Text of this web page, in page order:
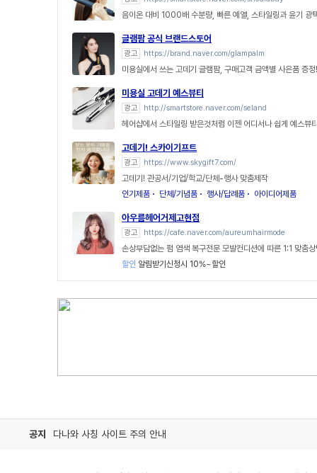
음이온 대비 1000배 수분량, 빠른 예열, 스타일링과 윤기 광
글램팜 공식 브랜드스토어
광고 https://brand.naver.com/glampalm
미용실에서 쓰는 고데기 글램팜, 구매고객 금액별 사은품 증정!
미용실 고데기 예스뷰티
광고 http://smartstore.naver.com/seland
헤어샵에서 스타일링 받은것처럼 이젠 어디서나 쉽게 예스뷰
고데기! 스카이기프트
광고 https://www.skygift7.com/
고데기! 관공서/기업/학교/단체-행사 맞춤제작
인기제품
단체/기념품 행사/답례품 아이디어제품
아우름헤어거제고현점
광고 https://cafe.naver.com/aureumhairmode
손상부담없는 펌 염색 복구전문 모발컨디션에 따른 1:1 맞춤
할인 알림받기신청시 10%~할인
공지 다나와 사칭 사이트 주의 안내